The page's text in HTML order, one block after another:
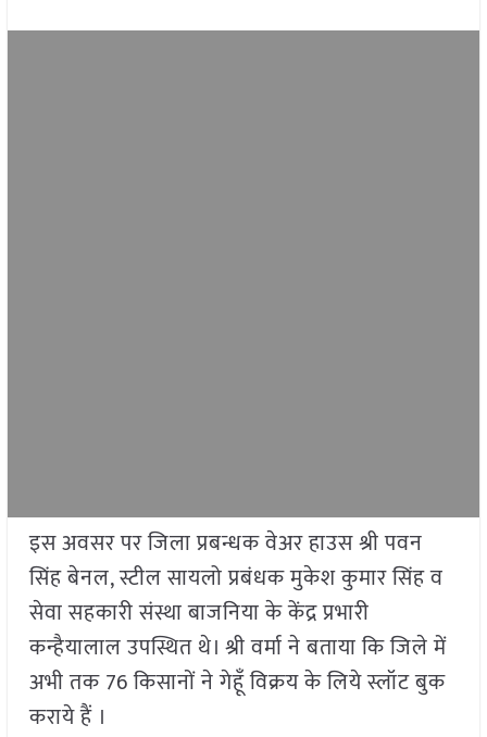
इस अवसर पर जिला प्रबन्धक वेअर हाउस श्री पवन
सिंह बेनल, स्टील सायलो प्रबंधक मुकेश कुमार सिंह व
सेवा सहकारी संस्था बाजनिया के केंद्र प्रभारी
कन्हैयालाल उपस्थित थे। श्री वर्मा ने बताया कि जिले में
अभी तक 76 किसानों ने गेहूँ विक्रय के लिये स्लॉट बुक
कराये हैं ।